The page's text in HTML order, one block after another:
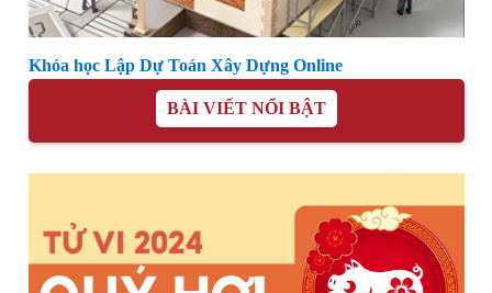
Khóa học Lập Dự Toán Xây Dựng Online
BÀI VIẾT NỔI BẬT